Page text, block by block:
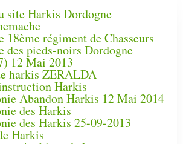
site Harkis Dordogne
régiment de Chasseurs
pieds-noirs Dordogne
12 Mai 2013
harkis ZERALDA
Harkis
Abandon Harkis 12 Mai 2014
des Harkis
des Harkis 25-09-2013
Harkis